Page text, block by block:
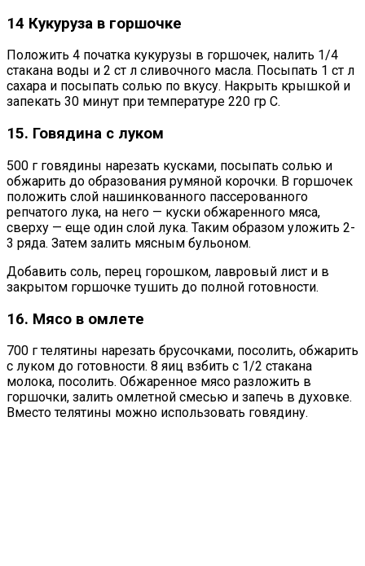
14 Кукуруза в горшочке
Положить 4 початка кукурузы в горшочек, налить 1/4
стакана воды и 2 ст л сливочного масла. Посыпать 1 ст л
сахара и посыпать солью по вкусу. Накрыть крышкой и
запекать 30 минут при температуре 220 гр С.
15. Говядина с луком
500 г говядины нарезать кусками, посыпать солью и
обжарить до образования румяной корочки. В горшочек
положить слой нашинкованного пассерованного
репчатого лука, на него — куски обжаренного мяса,
сверху — еще один слой лука. Таким образом уложить 2-
3 ряда. Затем залить мясным бульоном.
Добавить соль, перец горошком, лавровый лист и в
закрытом горшочке тушить до полной готовности.
16. Мясо в омлете
700 г телятины нарезать брусочками, посолить, обжарить
с луком до готовности. 8 яиц взбить с 1/2 стакана
молока, посолить. Обжаренное мясо разложить в
горшочки, залить омлетной смесью и запечь в духовке.
Вместо телятины можно использовать говядину.